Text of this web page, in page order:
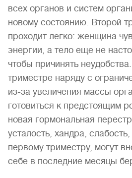
всех органов и систем
новому состоянию. Второй
проходит легко: женщина
энергии, а тело еще не
чтобы причинять
триместре наряду с
из-за увеличения массы
готовиться к предстоящим
новая гормональная
усталость, хандра,
первому триместру, могут
себе в последние месяцы